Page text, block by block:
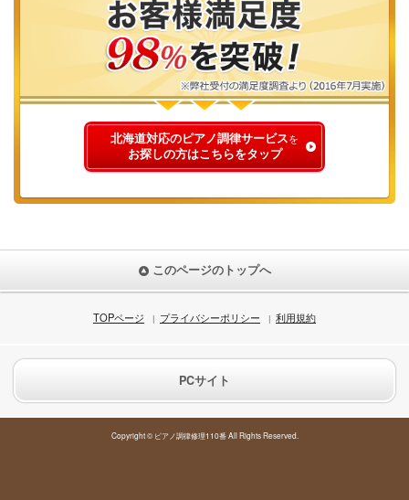
北海道対応のピアノ調律サービスを
お探しの方はこちらをタップ
このページのトップへ
TOPページ プライバシーポリシー 利用規約
PCサイト
Copyright © ピアノ調律修理110番 All Rights Reserved.